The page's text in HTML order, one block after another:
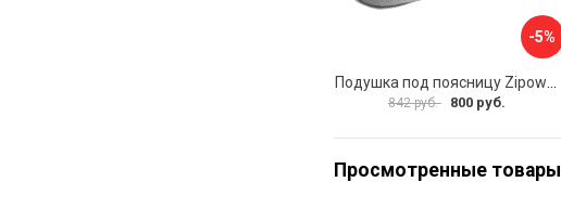
-5%
842 руб. 800 руб.
Просмотренные товары